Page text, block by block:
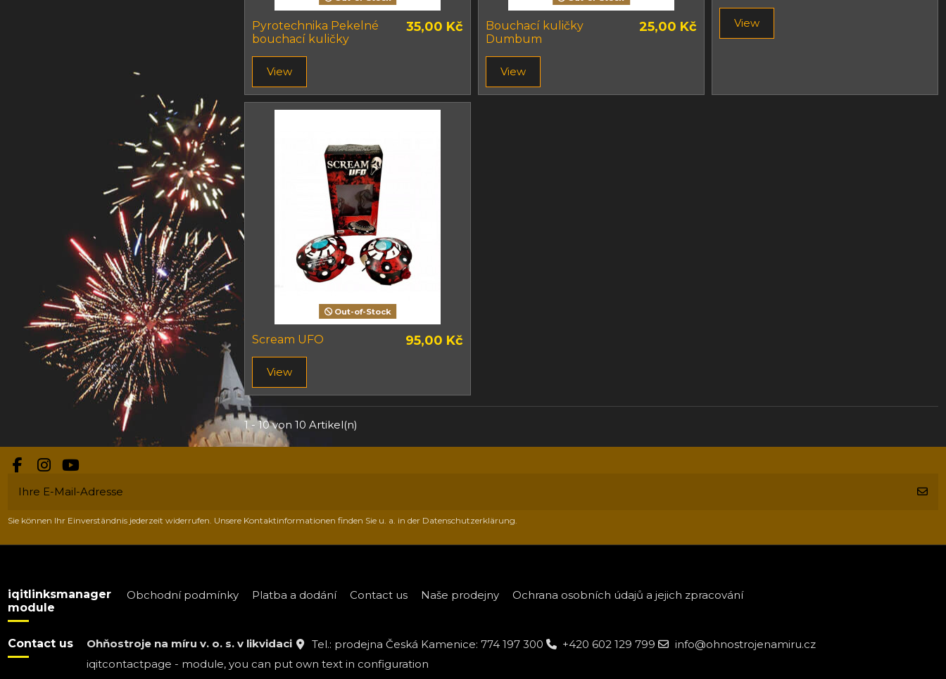
Pyrotechnika Pekelné
bouchací kuličky
35,00 Kč
View
Bouchací kuličky
Dumbum
25,00 Kč
View
View
Out-of-Stock
Scream UFO 95,00 Kč
View
1 - 10 von 10 Artikel(n)
Sie können Ihr Einverständnis jederzeit widerrufen. Unsere Kontaktinformationen finden Sie u. a. in der Datenschutzerklärung.
iqitlinksmanager
module
Obchodní podmínky Platba a dodání Contact us Naše prodejny Ochrana osobních údajů a jejich zpracování
Contact us Ohňostroje na míru v. o. s. v likvidaci Tel.: prodejna Česká Kamenice: 774 197 300 +420 602 129 799
info@ohnostrojenamiru.cz
iqitcontactpage - module, you can put own text in configuration